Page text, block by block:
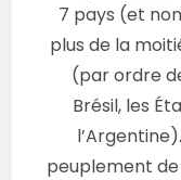
7 pays (et
plus de la
(par ordre
Brésil, les
peuplement de